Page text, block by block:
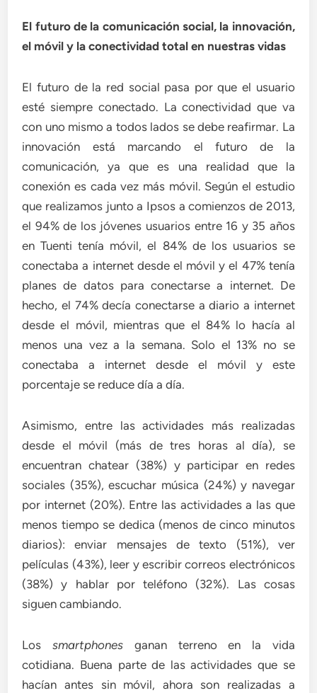
El futuro de la comunicación social, la innovación,
el móvil y la conectividad total en nuestras vidas
El futuro de la red social pasa por que el usuario
esté siempre conectado. La conectividad que va
con uno mismo a todos lados se debe reafirmar. La
innovación está marcando el futuro de la
comunicación, ya que es una realidad que la
conexión es cada vez más móvil. Según el estudio
que realizamos junto a Ipsos a comienzos de 2013,
el 94% de los jóvenes usuarios entre 16 y 35 años
en Tuenti tenía móvil, el 84% de los usuarios se
conectaba a internet desde el móvil y el 47% tenía
planes de datos para conectarse a internet. De
hecho, el 74% decía conectarse a diario a internet
desde el móvil, mientras que el 84% lo hacía al
menos una vez a la semana. Solo el 13% no se
conectaba a internet desde el móvil y este
porcentaje se reduce día a día.
Asimismo, entre las actividades más realizadas
desde el móvil (más de tres horas al día), se
encuentran chatear (38%) y participar en redes
sociales (35%), escuchar música (24%) y navegar
por internet (20%). Entre las actividades a las que
menos tiempo se dedica (menos de cinco minutos
diarios): enviar mensajes de texto (51%), ver
películas (43%), leer y escribir correos electrónicos
(38%) y hablar por teléfono (32%). Las cosas
siguen cambiando.
Los smartphonesganan terreno en la vida
cotidiana. Buena parte de las actividades que se
hacían antes sin móvil, ahora son realizadas a